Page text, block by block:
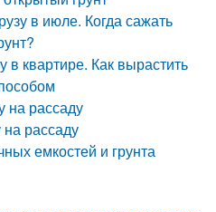
в июле. Когда сажать
в квартире. Как вырастить
на рассаду
на рассаду
емкостей и грунта